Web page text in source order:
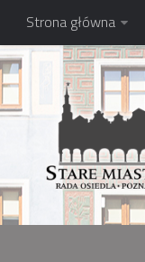
Strona główna